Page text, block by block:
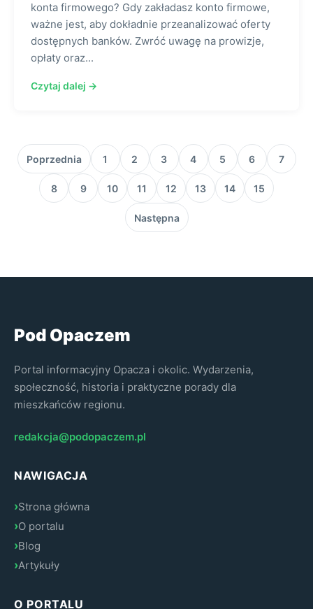
konta firmowego? Gdy zakładasz konto firmowe,
ważne jest, aby dokładnie przeanalizować oferty
dostępnych banków. Zwróć uwagę na prowizje,
opłaty oraz...
Czytaj dalej →
Poprzednia 1 2 3 4 5 6 7
8 9 10 11 12 13 14 15
Następna
Pod Opaczem
Portal informacyjny Opacza i okolic. Wydarzenia,
społeczność, historia i praktyczne porady dla
mieszkańców regionu.
redakcja@podopaczem.pl
NAWIGACJA
Strona główna
O portalu
Blog
Artykuły
O PORTALU